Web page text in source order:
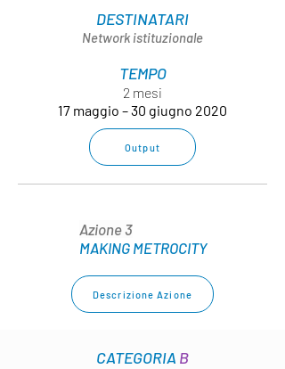
DESTINATARI
Network istituzionale
TEMPO
2 mesi
17 maggio – 30 giugno 2020
Output
Azione 3
MAKING METROCITY
Descrizione Azione
CATEGORIA B